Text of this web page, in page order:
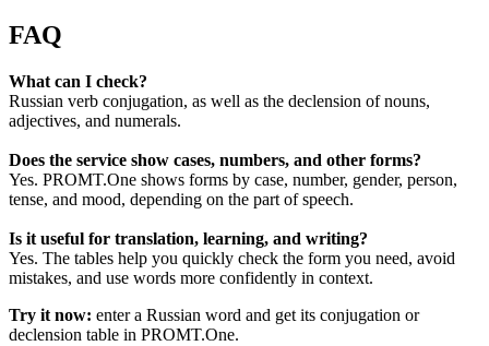
FAQ
What can I check?
Russian verb conjugation, as well as the declension of nouns,
adjectives, and numerals.
Does the service show cases, numbers, and other forms?
Yes. PROMT.One shows forms by case, number, gender, person,
tense, and mood, depending on the part of speech.
Is it useful for translation, learning, and writing?
Yes. The tables help you quickly check the form you need, avoid
mistakes, and use words more confidently in context.
Try it now: enter a Russian word and get its conjugation or
declension table in PROMT.One.